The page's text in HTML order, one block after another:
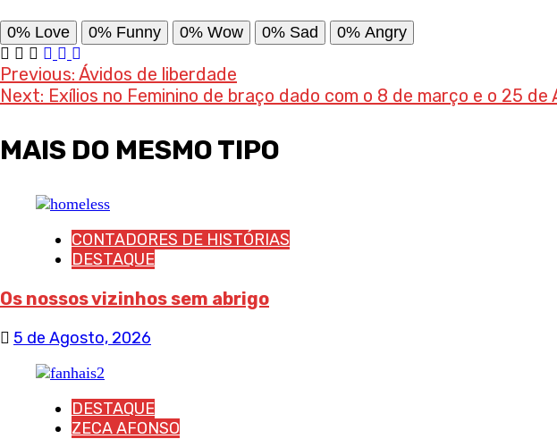
0% Love 0% Funny 0% Wow 0% Sad 0% Angry
Post
navigation
Previous: Ávidos de liberdade
Next: Exílios no Feminino de braço dado com o 8 de março e o 25 de
MAIS DO MESMO TIPO
CONTADORES DE HISTÓRIAS
DESTAQUE
Os nossos vizinhos sem abrigo
5 de Agosto, 2026
DESTAQUE
ZECA AFONSO